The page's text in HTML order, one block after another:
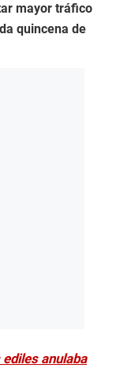
mayor tráfico
quincena de
anulaba